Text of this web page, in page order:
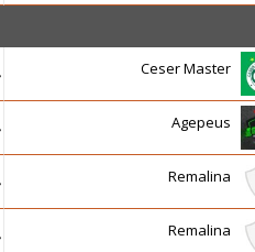
Ceser Master
Agepeus
Remalina
Remalina